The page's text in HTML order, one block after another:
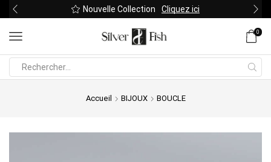
Nouvelle Collection Cliquez ici
0
Accueil BIJOUX BOUCLE